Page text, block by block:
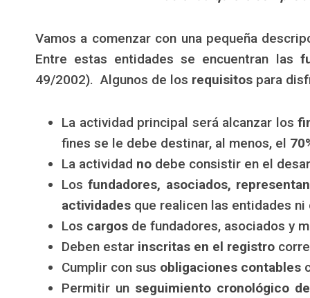
Vamos a comenzar con una pequeña
Entre estas entidades se encuentran las
49/2002). Algunos de los requisitos para
La actividad principal será alcanzar los
fines se le debe destinar, al menos, el
La actividad no debe consistir en el
Losfundadores, asociados,
actividades que realicen las entidades
Los cargos de fundadores, asociados y
Deben estar inscritas en el registro
Cumplir con sus obligaciones contables
Permitir un seguimiento cronológico